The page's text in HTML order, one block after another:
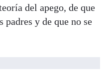
del apego, de que
padres y de que no se